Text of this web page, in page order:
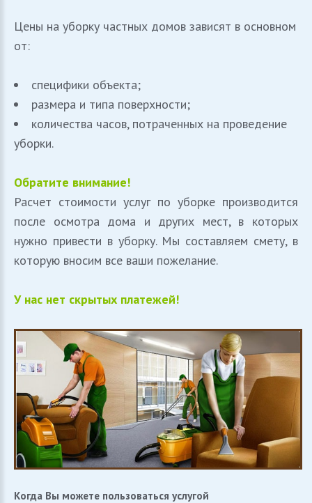
Цены на уборку частных домов зависят в основном
от:
специфики объекта;
размера и типа поверхности;
количества часов, потраченных на проведение
уборки.
Обратите внимание!
Расчет стоимости услуг по уборке производится
после осмотра дома и других мест, в которых
нужно привести в уборку. Мы составляем смету, в
которую вносим все ваши пожелание.
У нас нет скрытых платежей!
Когда Вы можете пользоваться услугой